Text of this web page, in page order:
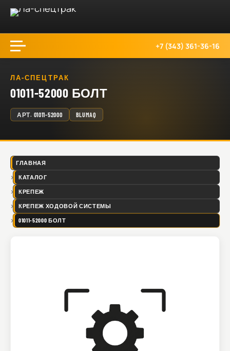
+7 (343) 361-36-16
ЛА-СПЕЦТРАК
01011-52000 БОЛТ
АРТ. 01011-52000 BLUMAQ
ГЛАВНАЯ
КАТАЛОГ
КРЕПЕЖ
КРЕПЕЖ ХОДОВОЙ СИСТЕМЫ
01011-52000 БОЛТ